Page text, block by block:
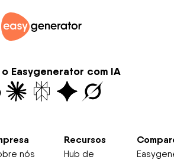
Easygenerator com IA
nós
Recursos
Hub de